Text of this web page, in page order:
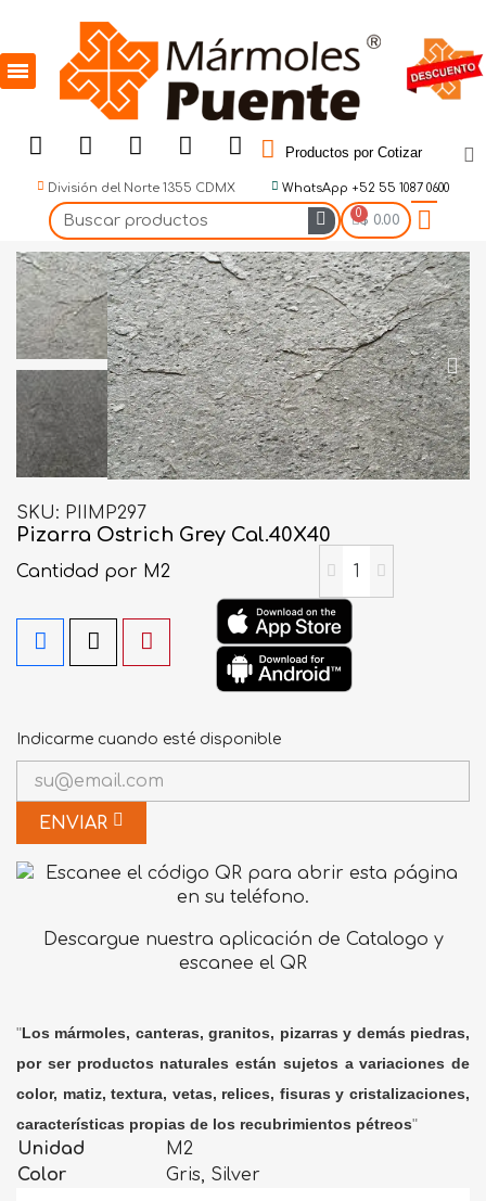
Productos por Cotizar
División del Norte 1355 CDMX WhatsApp +52 55 1087 0600
$ 0.00
SKU PIIMP297
Pizarra Ostrich Grey Cal.40X40
Cantidad por M2
Indicarme cuando esté disponible
ENVIAR
Descargue nuestra aplicación de Catalogo y
escanee el QR
"Los mármoles, canteras, granitos, pizarras y demás piedras,
por ser productos naturales están sujetos a variaciones de
color, matiz, textura, vetas, relices, fisuras y cristalizaciones,
características propias de los recubrimientos pétreos"
Unidad
M2
Color
Gris, Silver